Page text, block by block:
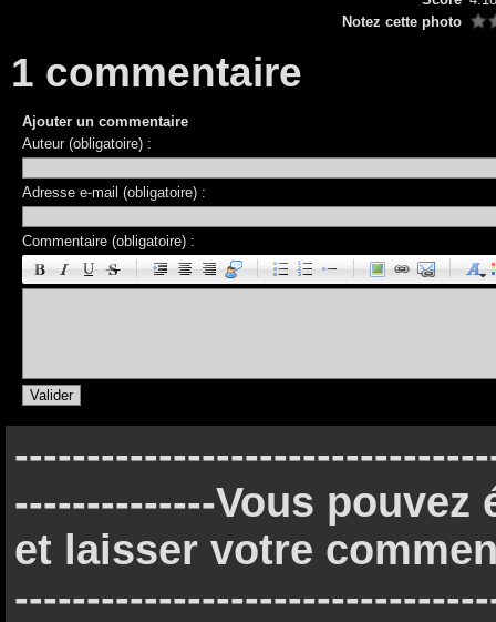
Notez cette photo
1 commentaire
Ajouter un commentaire
Auteur (obligatoire) :
Adresse e-mail (obligatoire) :
Commentaire (obligatoire) :
--------------Vous
et laisser votre